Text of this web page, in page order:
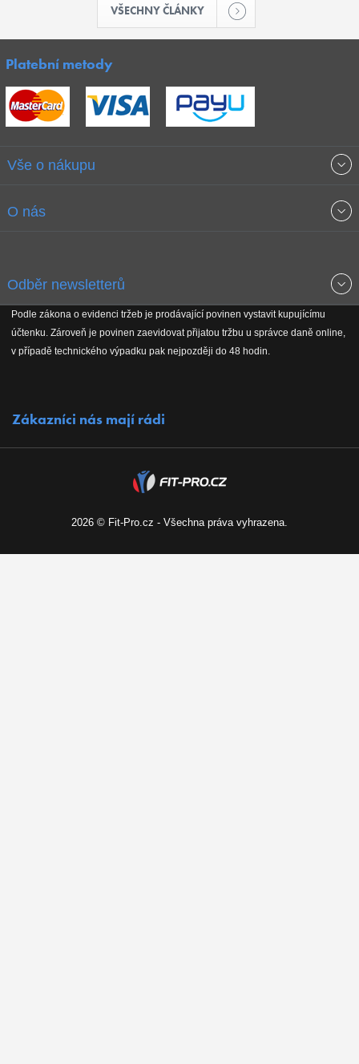
VŠECHNY ČLÁNKY
Platební metody
Vše o nákupu
Obchodní podmínky
Reklamační řád
O nás
Koho podporujeme
Odběr newsletterů
Získejte přehled o novinkách, slevách, akčním zboží a upozornění
na nové články v magazínu!
Podle zákona o evidenci tržeb je prodávající povinen vystavit kupujícímu
účtenku. Zároveň je povinen zaevidovat přijatou tržbu u správce daně online,
v případě technického výpadku pak nejpozději do 48 hodin.
Zákazníci nás mají rádi
2026 © Fit-Pro.cz - Všechna práva vyhrazena.